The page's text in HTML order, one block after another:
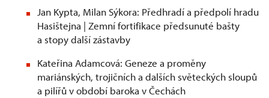
Jan Kypta, Milan Sýkora: Předhradí a předpolí hradu
Hasištejna | Zemní fortifikace předsunuté bašty
a stopy další zástavby
Kateřina Adamcová: Geneze a proměny
mariánských, trojičních a dalších světeckých sloupů
a pilířů v období baroka v Čechách